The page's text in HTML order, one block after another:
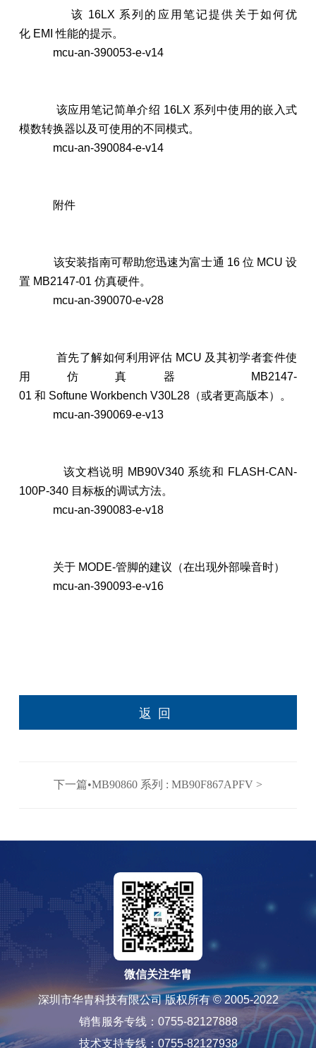
该 16LX 系列的应用笔记提供关于如何优
化 EMI 性能的提示。
mcu-an-390053-e-v14
该应用笔记简单介绍 16LX 系列中使用的嵌入式
模数转换器以及可使用的不同模式。
mcu-an-390084-e-v14
附件
该安装指南可帮助您迅速为富士通 16 位 MCU 设
置 MB2147-01 仿真硬件。
mcu-an-390070-e-v28
首先了解如何利用评估 MCU 及其初学者套件使
用仿真器 MB2147-
01 和 Softune Workbench V30L28（或者更高版本）。
mcu-an-390069-e-v13
该文档说明 MB90V340 系统和 FLASH-CAN-
100P-340 目标板的调试方法。
mcu-an-390083-e-v18
关于 MODE-管脚的建议（在出现外部噪音时）
mcu-an-390093-e-v16
返回
下一篇•MB90860 系列 : MB90F867APFV >
微信关注华胄
深圳市华胄科技有限公司 版权所有 © 2005-2022
销售服务专线：0755-82127888
技术支持专线：0755-82127938